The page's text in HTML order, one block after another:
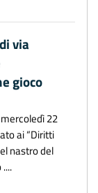
via
gioco
22
ai “Diritti
nastro del